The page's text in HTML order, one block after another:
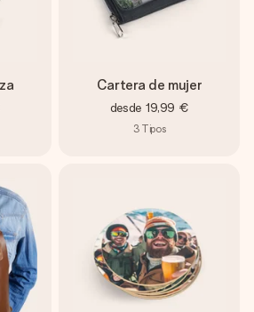
Cartera de mujer
desde 19,99 €
3 Tipos